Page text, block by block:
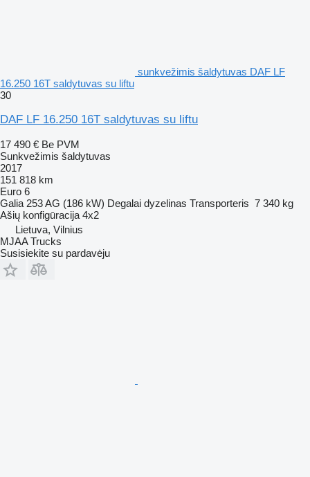
sunkvežimis šaldytuvas DAF LF
16.250 16T saldytuvas su liftu
30
DAF LF 16.250 16T saldytuvas su liftu
17 490 € Be PVM
Sunkvežimis šaldytuvas
2017
151 818 km
Euro 6
Galia 253 AG (186 kW) Degalai dyzelinas Transporteris 7 340 kg
Ašių konfigūracija 4x2
Lietuva, Vilnius
MJAA Trucks
Susisiekite su pardavėju